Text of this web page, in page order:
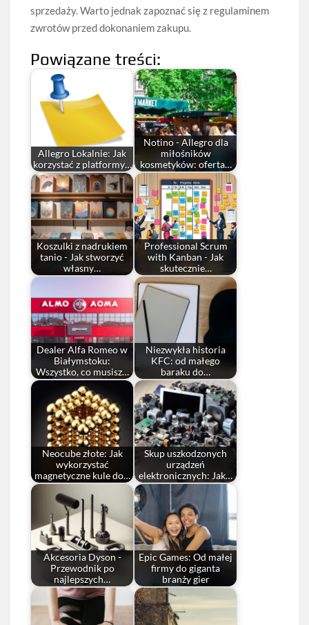
sprzedaży. Warto jednak zapoznać się z regulaminem
zwrotów przed dokonaniem zakupu.
Powiązane treści:
Allegro Lokalnie: Jak
korzystać z platformy…
Notino - Allegro dla
miłośników
kosmetyków: oferta…
Koszulki z nadrukiem
tanio - Jak stworzyć
własny…
Professional Scrum
with Kanban - Jak
skutecznie…
Dealer Alfa Romeo w
Białymstoku:
Wszystko, co musisz…
Niezwykła historia
KFC: od małego
baraku do…
Neocube złote: Jak
wykorzystać
magnetyczne kule do…
Skup uszkodzonych
urządzeń
elektronicznych: Jak…
Akcesoria Dyson -
Przewodnik po
najlepszych…
Epic Games: Od małej
firmy do giganta
branży gier